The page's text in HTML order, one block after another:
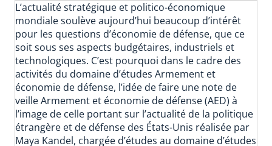
L’actualité stratégique et politico-économique
mondiale soulève aujourd’hui beaucoup d’intérêt
pour les questions d’économie de défense, que ce
soit sous ses aspects budgétaires, industriels et
technologiques. C’est pourquoi dans le cadre des
activités du domaine d’études Armement et
économie de défense, l’idée de faire une note de
veille Armement et économie de défense (AED) à
l’image de celle portant sur l’actualité de la politique
étrangère et de défense des États-Unis réalisée par
Maya Kandel, chargée d’études au domaine d’études